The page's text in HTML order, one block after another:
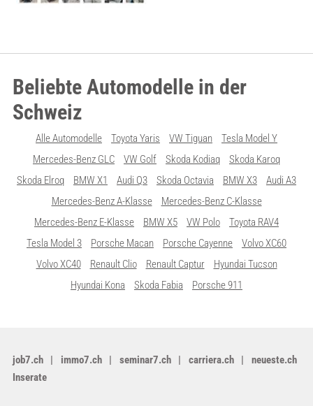
Beliebte Automodelle in der
Schweiz
Alle Automodelle Toyota Yaris VW Tiguan
Tesla Model Y
Mercedes-Benz GLC
VW Golf Skoda Kodiaq
Skoda Karoq
Skoda Elroq
BMW X1 Audi Q3 Skoda Octavia BMW X3
Audi A3
Mercedes-Benz A-Klasse
Mercedes-Benz C-Klasse
Mercedes-Benz E-Klasse
BMW X5 VW Polo
Toyota RAV4
Tesla Model 3
Porsche Macan Porsche Cayenne
Volvo XC60
Volvo XC40
Renault Clio Renault Captur
Hyundai Tucson
Hyundai Kona
Skoda Fabia Porsche 911
job7.ch immo7.ch seminar7.ch carriera.ch
neueste.ch
Inserate